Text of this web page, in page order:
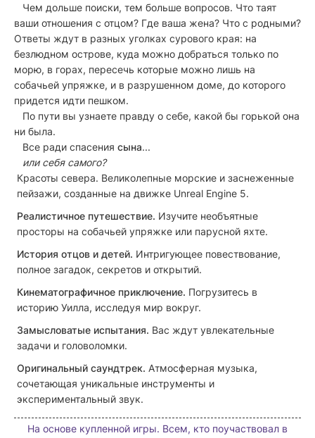
Чем дольше поиски, тем больше вопросов. Что таят
ваши отношения с отцом? Где ваша жена? Что с родными?
Ответы ждут в разных уголках сурового края: на
безлюдном острове, куда можно добраться только по
морю, в горах, пересечь которые можно лишь на
собачьей упряжке, и в разрушенном доме, до которого
придется идти пешком.
По пути вы узнаете правду о себе, какой бы горькой она
ни была.
Все ради спасения сына...
или себя самого?
Красоты севера. Великолепные морские и заснеженные
пейзажи, созданные на движке Unreal Engine 5.
Реалистичное путешествие. Изучите необъятные
просторы на собачьей упряжке или парусной яхте.
История отцов и детей. Интригующее повествование,
полное загадок, секретов и открытий.
Кинематографичное приключение. Погрузитесь в
историю Уилла, исследуя мир вокруг.
Замысловатые испытания. Вас ждут увлекательные
задачи и головоломки.
Оригинальный саундтрек. Атмосферная музыка,
сочетающая уникальные инструменты и
экспериментальный звук.
На основе купленной игры. Всем, кто поучаствовал в